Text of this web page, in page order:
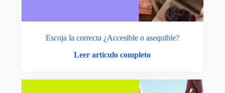
Escoja la correcta ¿Accesible o asequible?
Leer artículo completo